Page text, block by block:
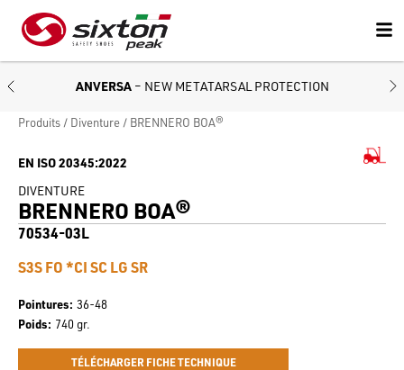
ANVERSA – NEW METATARSAL PROTECTION
Produits Diventure BRENNERO BOA®
EN ISO 20345:2022
DIVENTURE
BRENNERO BOA®
70534-03L
S3S FO *CI SC LG SR
Pointures 36-48
Poids 740 gr.
TÉLÉCHARGER FICHE TECHNIQUE